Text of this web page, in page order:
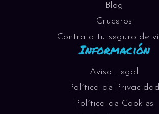
Blog
Cruceros
Contrata tu seguro de
Información
Aviso Legal
Política de Privacidad
Política de Cookies